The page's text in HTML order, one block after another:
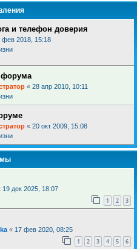
и телефон доверия
фев 2018, 15:18
форума
« 28 апр 2010, 10:11
« 20 окт 2009, 15:08
19 дек 2025, 18:07
1 2 3
« 17 фев 2020, 08:25
1 2 3 4 5 6